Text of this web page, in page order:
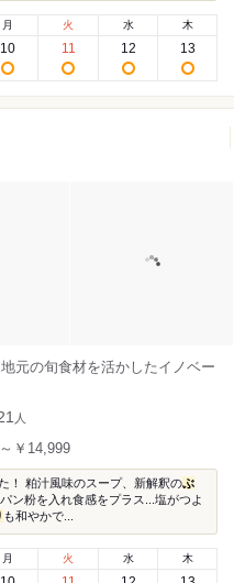
月
10
火
11
水
12
木
13
元の旬食材を活かしたイノベー
人
￥14,999
！ 粕汁風味のスープ、新解釈のぶ
ン粉を入れ食感をプラス...塩がつよ
も和やかで...
月 火 水 木